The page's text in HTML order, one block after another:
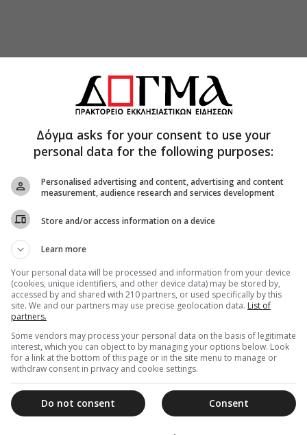
Δόγμα asks for your consent to use your
personal data for the following purposes:
Personalised advertising and content, advertising and content
measurement, audience research and services development
Store and/or access information on a device
Learn more
Your personal data will be processed and information from your device
(cookies, unique identifiers, and other device data) may be stored by,
accessed by and shared with 210 partners, or used specifically by this
site. We and our partners may use precise geolocation data. List of
partners.
Some vendors may process your personal data on the basis of legitimate
interest, which you can object to by managing your options below. Look
for a link at the bottom of this page or in the site menu to manage or
withdraw consent in privacy and cookie settings.
Consent
Do not consent